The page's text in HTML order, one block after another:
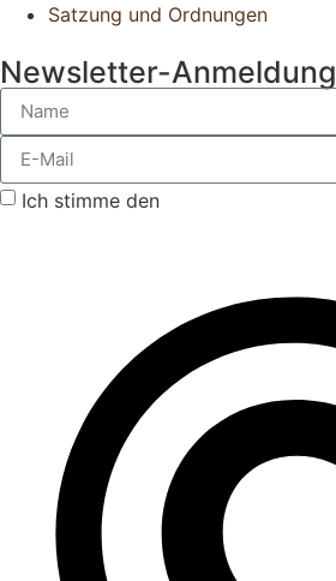
Satzung und Ordnungen
Newsletter-Anmeldung
Ich stimme den